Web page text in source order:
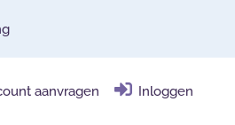
aanvragen Inloggen